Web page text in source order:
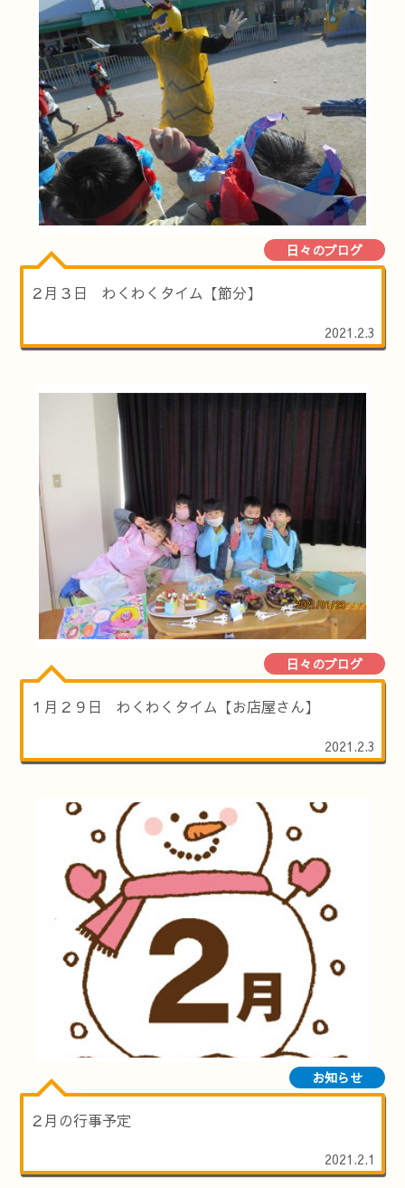
日々のブログ
２月３日 わくわくタイム【節分】
2021.2.3
日々のブログ
１月２９日 わくわくタイム【お店屋さん】
2021.2.3
お知らせ
２月の行事予定
2021.2.1